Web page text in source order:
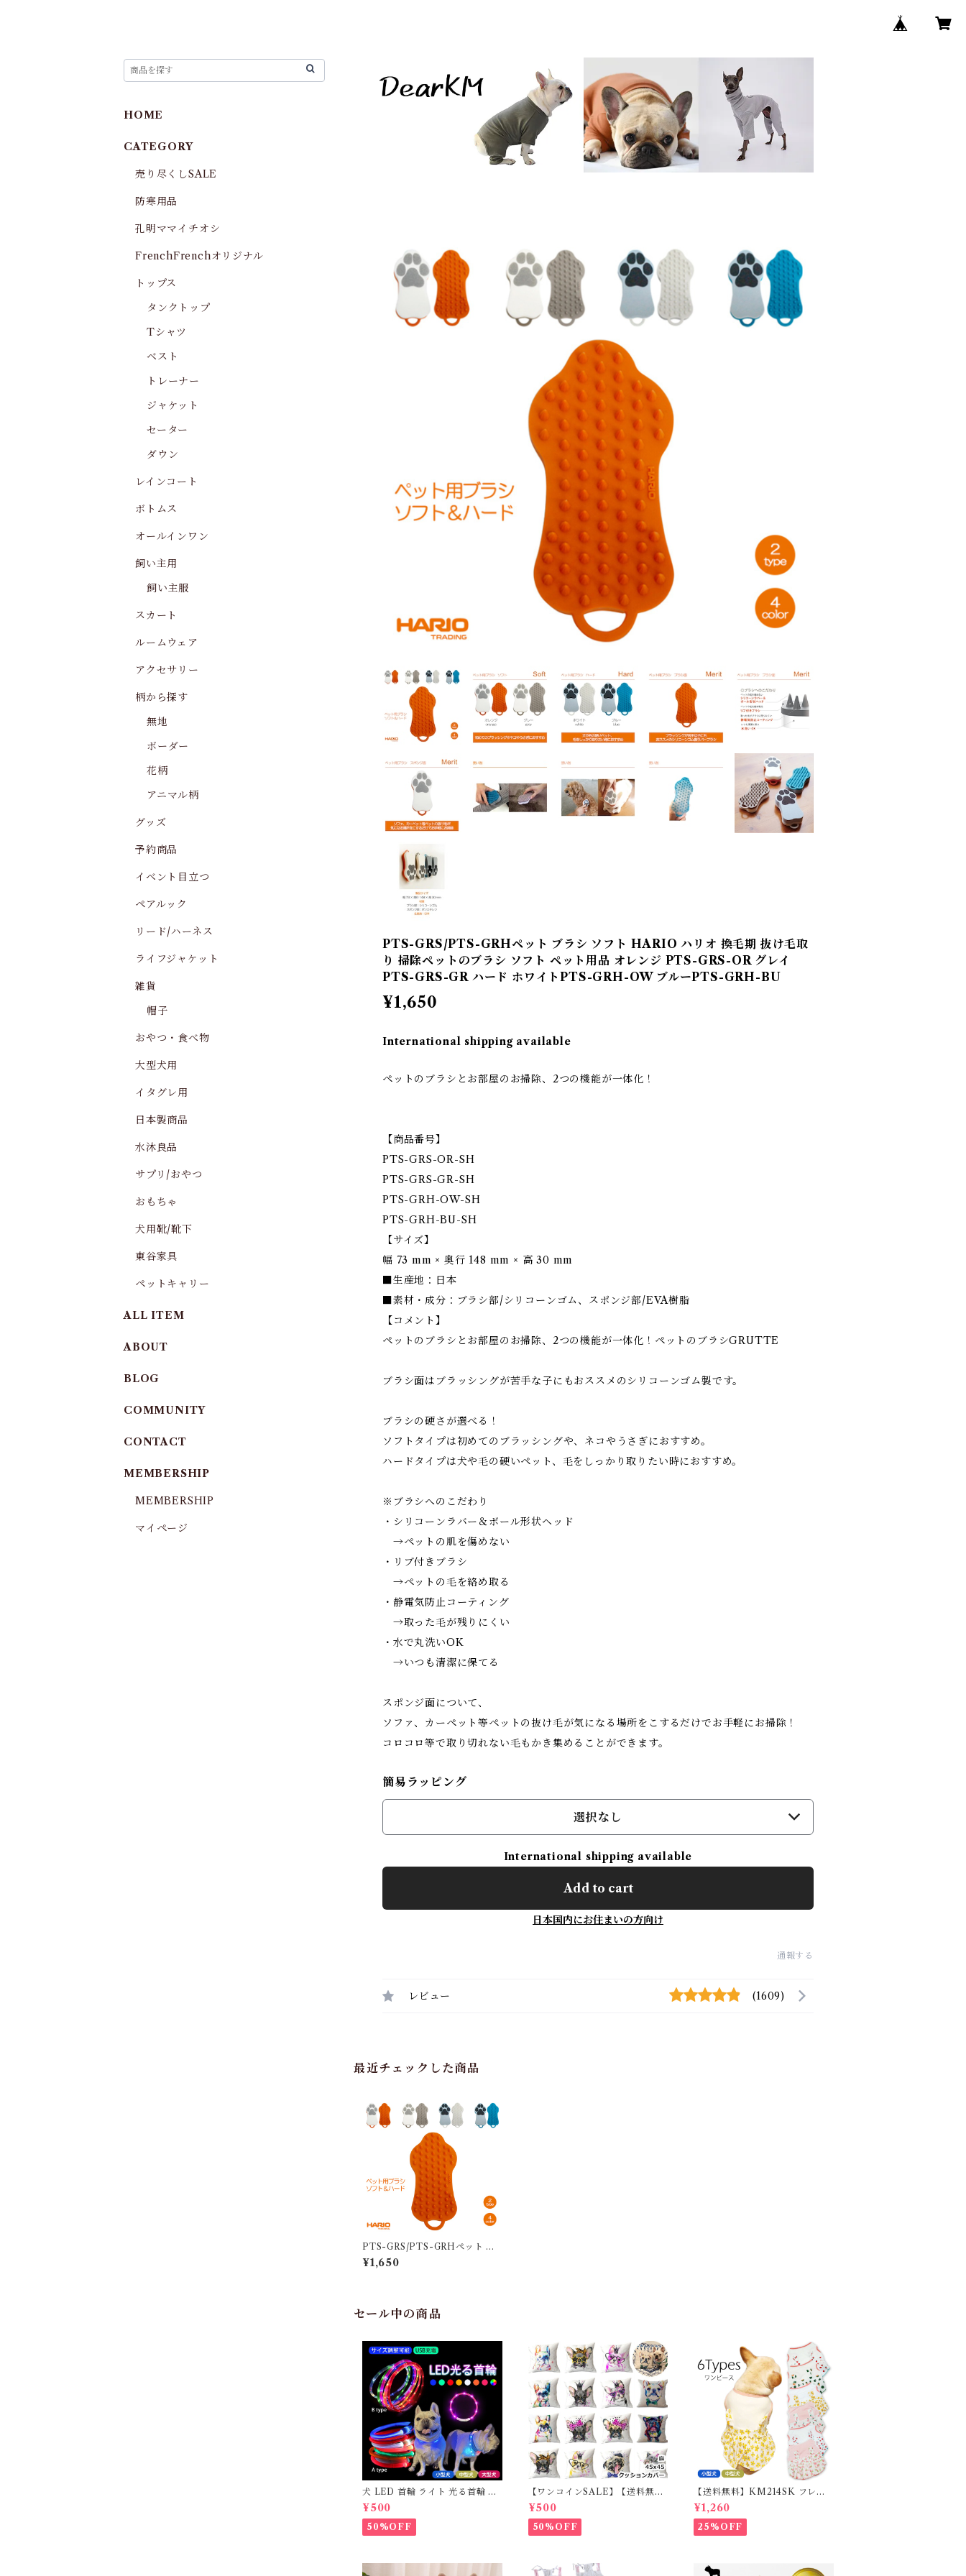
PTS-GRS/PTS-GRHペット ブラシ ソフト HARIO ハリオ 換毛期 抜け毛取
り 掃除ペットのブラシ ソフト ペット用品 オレンジ PTS-GRS-OR グレイ
PTS-GRS-GR ハード ホワイトPTS-GRH-OW ブルーPTS-GRH-BU
¥1,650
International shipping available
ペットのブラシとお部屋のお掃除、2つの機能が一体化！
【商品番号】
PTS-GRS-OR-SH
PTS-GRS-GR-SH
PTS-GRH-OW-SH
PTS-GRH-BU-SH
【サイズ】
幅 73 mm × 奥行 148 mm × 高 30 mm
■生産地：日本
■素材・成分：ブラシ部/シリコーンゴム、スポンジ部/EVA樹脂
【コメント】
ペットのブラシとお部屋のお掃除、2つの機能が一体化！ペットのブラシGRUTTE
ブラシ面はブラッシングが苦手な子にもおススメのシリコーンゴム製です。
ブラシの硬さが選べる！
ソフトタイプは初めてのブラッシングや、ネコやうさぎにおすすめ。
ハードタイプは犬や毛の硬いペット、毛をしっかり取りたい時におすすめ。
※ブラシへのこだわり
・シリコーンラバー＆ボール形状ヘッド
→ペットの肌を傷めない
・リブ付きブラシ
→ペットの毛を絡め取る
・静電気防止コーティング
→取った毛が残りにくい
・水で丸洗いOK
→いつも清潔に保てる
スポンジ面について、
ソファ、カーペット等ペットの抜け毛が気になる場所をこするだけでお手軽にお掃除！
コロコロ等で取り切れない毛もかき集めることができます。
簡易ラッピング
選択なし
International shipping available
Add to cart
日本国内にお住まいの方向け
通報する
レビュー (1609)
最近チェックした商品
PTS-GRS/PTS-GRHペット ブ
ラシ ソフト HARIO ハリオ 換毛
期 抜け毛取り 掃除ペットのブラ
OW ブルーPTS-GRH-BU
¥1,650
セール中の商品
犬 LED 首輪 ライト 光る首輪 US
B充電 生活防水 長さ調整可能 首
輪 犬用 ペット カラー ペット用品
軽量 ドッグ用品 フレンチブルド
ック 大型犬 中型犬 小型犬 35c
¥500
50%OFF
【ワンコインSALE】【送料無
料】KM503G クッションカバー
フレンチブルドッグ クリーム フ
レブル
¥500
50%OFF
【送料無料】KM214SK フレブ
ル 女の子 スカート ワンピース夏
フリル 犬服 ドックウェア
¥1,260
25%OFF
HOME
CATEGORY
売り尽くしSALE
防寒用品
孔明ママイチオシ
FrenchFrenchオリジナル
トップス
タンクトップ
Tシャツ
ベスト
トレーナー
ジャケット
セーター
ダウン
レインコート
ボトムス
オールインワン
飼い主用
飼い主服
スカート
ルームウェア
アクセサリー
柄から探す
無地
ボーダー
花柄
アニマル柄
グッズ
予約商品
イベント目立つ
ペアルック
リード/ハーネス
ライフジャケット
雑貨
帽子
おやつ・食べ物
大型犬用
イタグレ用
日本製商品
水沐良品
サプリ/おやつ
おもちゃ
犬用靴/靴下
東谷家具
ペットキャリー
ALL ITEM
ABOUT
BLOG
COMMUNITY
CONTACT
MEMBERSHIP
MEMBERSHIP
マイページ